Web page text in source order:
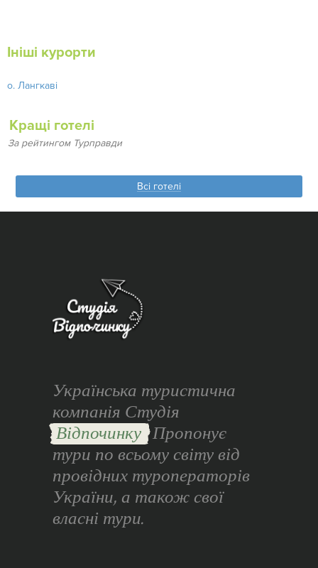
Ініші курорти
о. Лангкаві
Кращі готелі
За рейтингом Турправди
Всі готелі
Українська туристична
компанія Студія
Відпочинку Пропонує
тури по всьому світу від
провідних туроператорів
України, а також свої
власні тури.